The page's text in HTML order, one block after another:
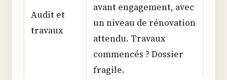
Audit et
travaux
avant engagement, avec
un niveau de rénovation
attendu. Travaux
commencés ? Dossier
fragile.